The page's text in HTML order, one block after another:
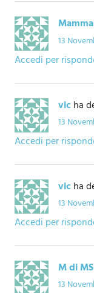
13
Accedi per
vic ha
13
Accedi per
vic ha
13
Accedi per
M di MS
13